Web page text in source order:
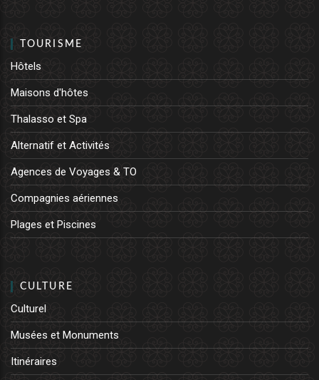
TOURISME
Hôtels
Maisons d'hôtes
Thalasso et Spa
Alternatif et Activités
Agences de Voyages & TO
Compagnies aériennes
Plages et Piscines
CULTURE
Culturel
Musées et Monuments
Itinéraires